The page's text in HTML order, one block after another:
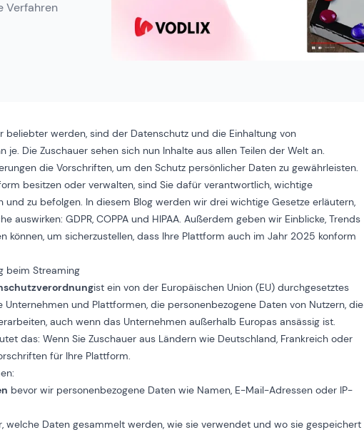
Verfahren
werden, sind der Datenschutz und die Einhaltung von
je. Die Zuschauer sehen sich nun Inhalte aus allen Teilen der Welt an.
die Vorschriften, um den Schutz persönlicher Daten zu gewährleisten.
besitzen oder verwalten, sind Sie dafür verantwortlich, wichtige
und zu befolgen. In diesem Blog werden wir drei wichtige Gesetze erläutern,
auswirken: GDPR, COPPA und HIPAA. Außerdem geben wir Einblicke, Trends
können, um sicherzustellen, dass Ihre Plattform auch im Jahr 2025 konform
beim Streaming
ist ein von der Europäischen Union (EU) durchgesetztes
Unternehmen und Plattformen, die personenbezogene Daten von Nutzern, die
auch wenn das Unternehmen außerhalb Europas ansässig ist.
das: Wenn Sie Zuschauer aus Ländern wie Deutschland, Frankreich oder
für Ihre Plattform.
bevor wir personenbezogene Daten wie Namen, E-Mail-Adressen oder IP-
welche Daten gesammelt werden, wie sie verwendet und wo sie gespeichert